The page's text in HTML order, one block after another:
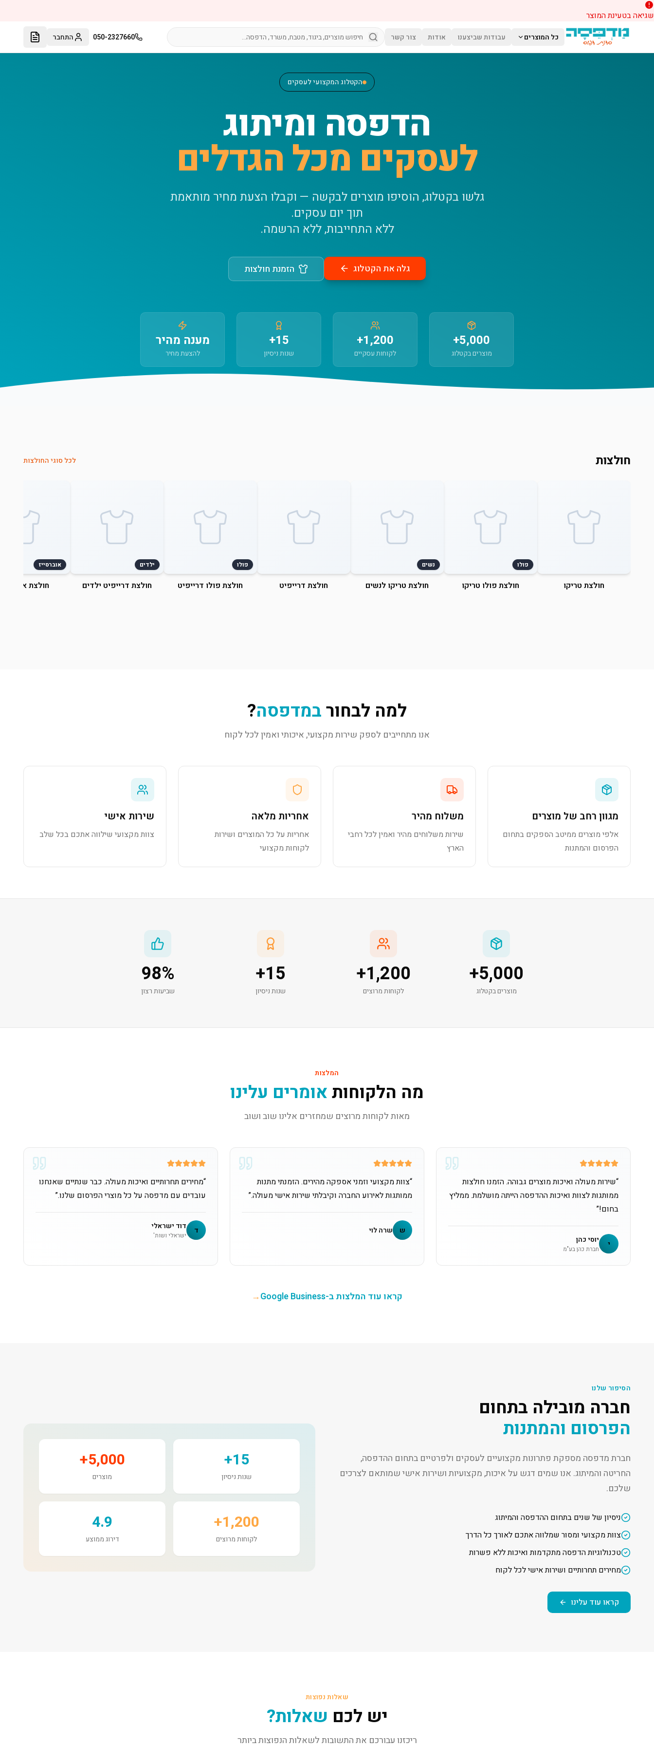
שגיאה בטעינת המוצר
דלג לתוכן הראשי
כל המוצרים עבודות שביצענו אודות צור קשר 050-2327660 התחבר
הקטלוג המקצועי לעסקים
הדפסה ומיתוג
לעסקים מכל הגדלים
גלשו בקטלוג, הוסיפו מוצרים לבקשה — וקבלו הצעת מחיר מותאמת
תוך יום עסקים.
ללא התחייבות, ללא הרשמה.
גלה את הקטלוג הזמנת חולצות
5,000+
מוצרים בקטלוג
1,200+
לקוחות עסקיים
15+
שנות ניסיון
מענה מהיר
להצעת מחיר
חולצות לכל סוגי החולצות
חולצת טריקו
פולו
חולצת פולו טריקו
נשים
חולצת טריקו לנשים חולצת דרייפיט
פולו
חולצת פולו דרייפיט
ילדים
חולצת דרייפיט ילדים
אוברסייז
חולצת
למה לבחורבמדפסה?
אנו מתחייבים לספק שירות מקצועי, איכותי ואמין לכל לקוח
מגוון רחב של מוצרים
אלפי מוצרים ממיטב הספקים בתחום
הפרסום והמתנות
משלוח מהיר
שירות משלוחים מהיר ואמין לכל רחבי
הארץ
אחריות מלאה
אחריות על כל המוצרים ושירות
לקוחות מקצועי
שירות אישי
צוות מקצועי שילווה אתכם בכל שלב
5,000
+
מוצרים בקטלוג
1,200
+
לקוחות מרוצים
15
+
שנות ניסיון
98%
שביעות רצון
המלצות
מה הלקוחותאומרים עלינו
מאות לקוחות מרוצים שמחזרים אלינו שוב ושוב
“שירות מעולה ואיכות מוצרים גבוהה. הזמנו חולצות
ממותגות לצוות ואיכות ההדפסה הייתה מושלמת. ממליץ
בחום!”
י יוסי כהן
חברת כהן בע"מ
“צוות מקצועי וזמני אספקה מהירים. הזמנתי מתנות
ממותגות לאירוע החברה וקיבלתי שירות אישי מעולה.”
ש שרה לוי
“מחירים תחרותיים ואיכות מעולה. כבר שנתיים שאנחנו
עובדים עם מדפסה על כל מוצרי הפרסום שלנו.”
ד דוד ישראלי
ישראלי ושות'
קראו עוד המלצות ב-Google Business →
הסיפור שלנו
חברה מובילה בתחום
הפרסום והמתנות
חברת מדפסה מספקת פתרונות מקצועיים לעסקים ולפרטיים בתחום ההדפסה,
החריטה והמיתוג. אנו שמים דגש על איכות, מקצועיות ושירות אישי שמותאם לצרכים
שלכם.
ניסיון של שנים בתחום ההדפסה והמיתוג
צוות מקצועי ומסור שמלווה אתכם לאורך כל הדרך
טכנולוגיות הדפסה מתקדמות ואיכות ללא פשרות
מחירים תחרותיים ושירות אישי לכל לקוח
קראו עוד עלינו
15+
שנות ניסיון
5,000+
מוצרים
1,200+
לקוחות מרוצים
4.9
דירוג ממוצע
שאלות נפוצות
יש לכם שאלות?
ריכזנו עבורכם את התשובות לשאלות הנפוצות ביותר